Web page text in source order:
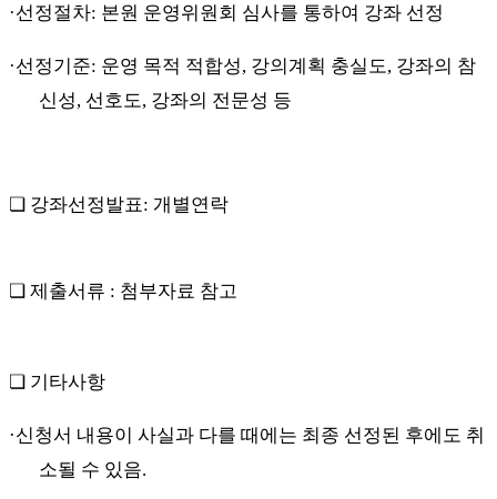
·선정절차: 본원 운영위원회 심사를 통하여 강좌 선정
·선정기준: 운영 목적 적합성, 강의계획 충실도, 강좌의 참
신성, 선호도, 강좌의 전문성 등
❏ 강좌선정발표: 개별연락
❏ 제출서류 : 첨부자료 참고
❏ 기타사항
·신청서 내용이 사실과 다를 때에는 최종 선정된 후에도 취
소될 수 있음.